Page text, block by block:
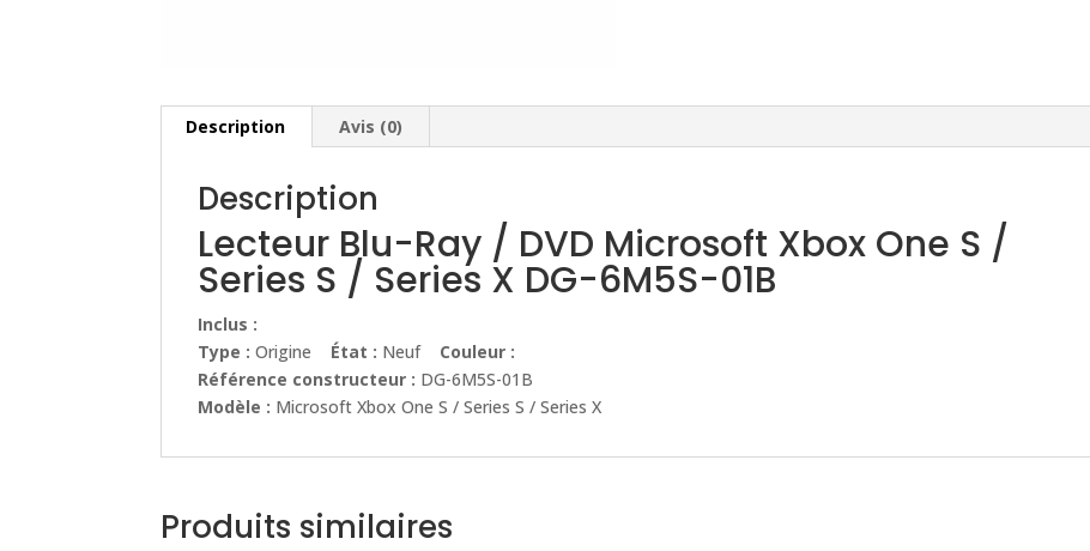
Description Avis (0)
Description
Lecteur Blu-Ray / DVD Microsoft Xbox One S /
Series S / Series X DG-6M5S-01B
Inclus :
Type : Origine État : Neuf Couleur :
Référence constructeur : DG-6M5S-01B
Modèle : Microsoft Xbox One S / Series S / Series X
Produits similaires